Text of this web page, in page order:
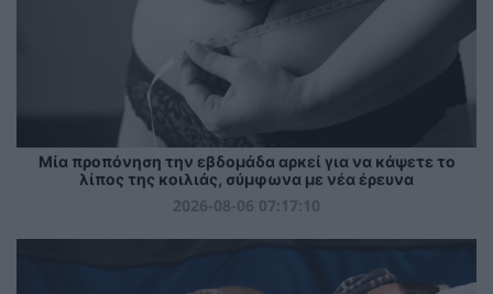
Μία προπόνηση την εβδομάδα αρκεί για να κάψετε το
λίπος της κοιλιάς, σύμφωνα με νέα έρευνα
2026-08-06 07:17:10